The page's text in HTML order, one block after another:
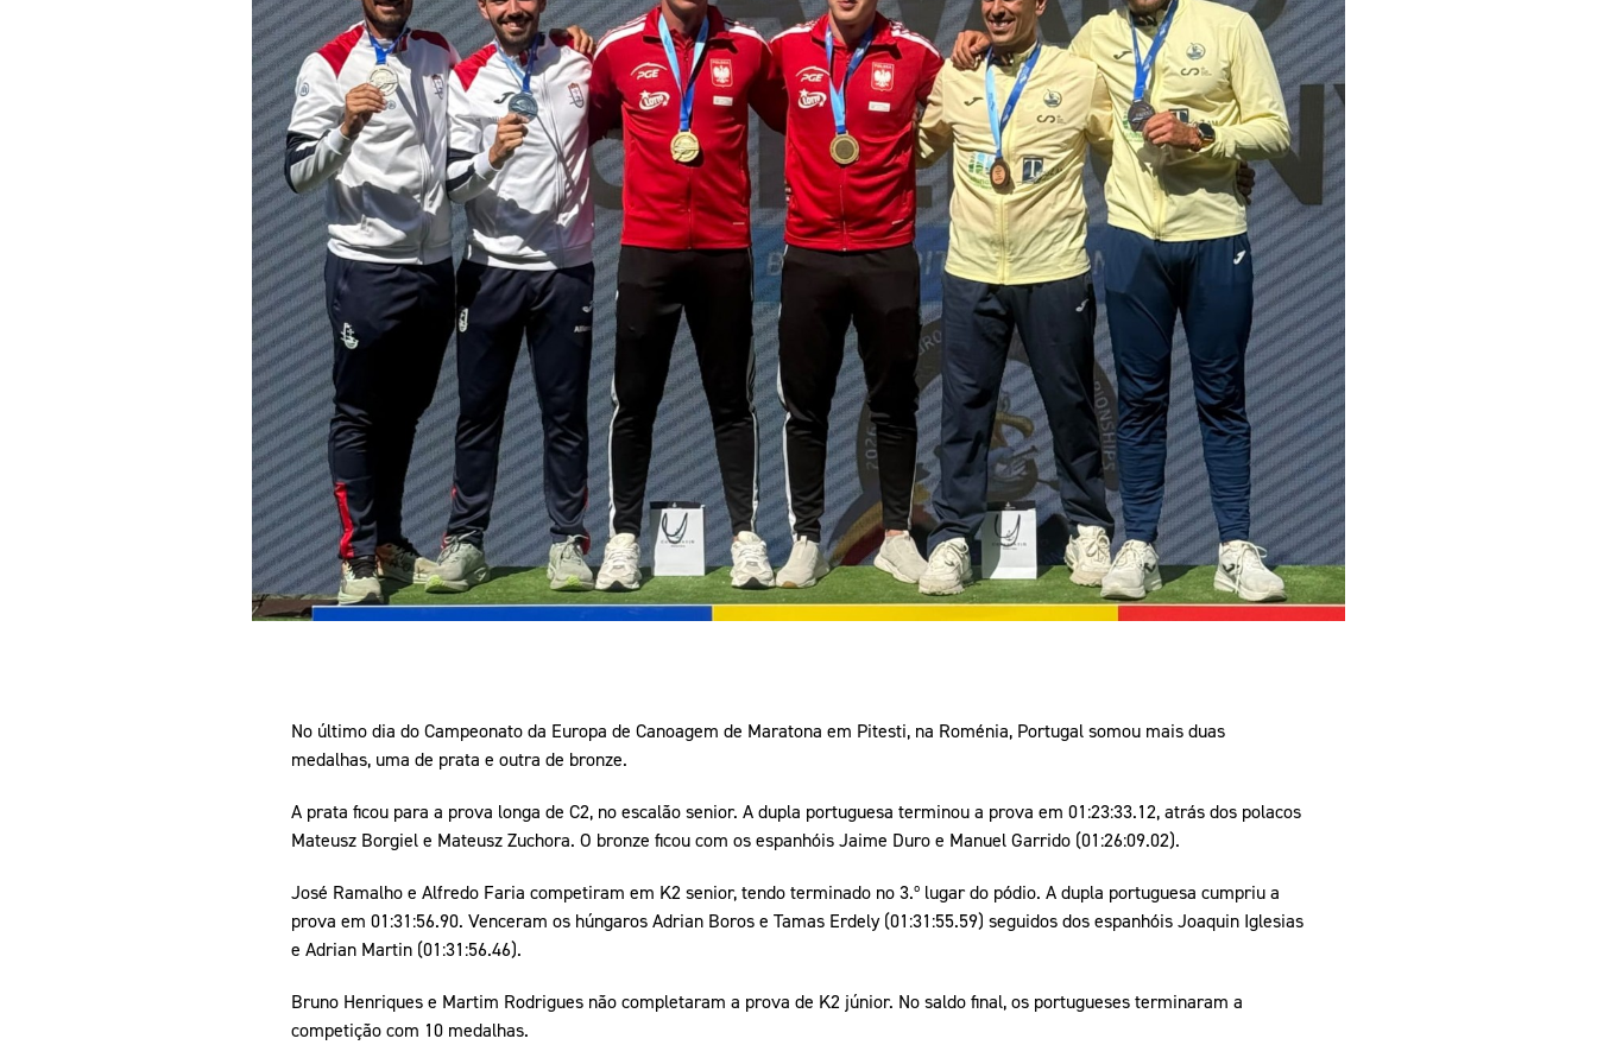
Educação pelos Valores Olímpicos
Marketing
Media
Documentos
Contactos
No último dia do Campeonato da Europa de Canoagem de Maratona em Pitesti, na Roménia, Portugal somou mais duas
medalhas, uma de prata e outra de bronze.
A prata ficou para a prova longa de C2, no escalão senior. A dupla portuguesa terminou a prova em 01:23:33.12, atrás dos polacos
Mateusz Borgiel e Mateusz Zuchora. O bronze ficou com os espanhóis Jaime Duro e Manuel Garrido (01:26:09.02).
José Ramalho e Alfredo Faria competiram em K2 senior, tendo terminado no 3.º lugar do pódio. A dupla portuguesa cumpriu a
prova em 01:31:56.90. Venceram os húngaros Adrian Boros e Tamas Erdely (01:31:55.59) seguidos dos espanhóis Joaquin Iglesias
e Adrian Martin (01:31:56.46).
Bruno Henriques e Martim Rodrigues não completaram a prova de K2 júnior. No saldo final, os portugueses terminaram a
competição com 10 medalhas.